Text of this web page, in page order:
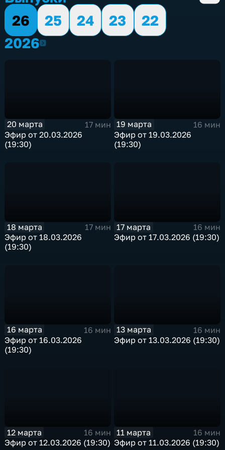
26
25 24 23
22
20262026
20 марта
17 мин
Эфир от 20.03.2026
(19:30)
19 марта
16 мин
Эфир от 19.03.2026
(19:30)
18 марта
17 мин
Эфир от 18.03.2026
(19:30)
17 марта
16 мин
Эфир от 17.03.2026 (19:30)
16 марта
16 мин
Эфир от 16.03.2026
(19:30)
13 марта
16 мин
Эфир от 13.03.2026 (19:30)
12 марта
16 мин
Эфир от 12.03.2026 (19:30)
11 марта
16 мин
Эфир от 11.03.2026 (19:30)